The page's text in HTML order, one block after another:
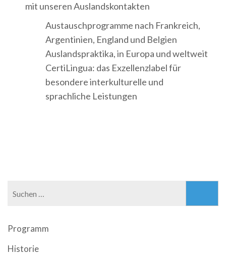
mit unseren Auslandskontakten
Austauschprogramme nach Frankreich,
Argentinien, England und Belgien
Auslandspraktika, in Europa und weltweit
CertiLingua: das Exzellenzlabel für
besondere interkulturelle und
sprachliche Leistungen
Programm
Historie